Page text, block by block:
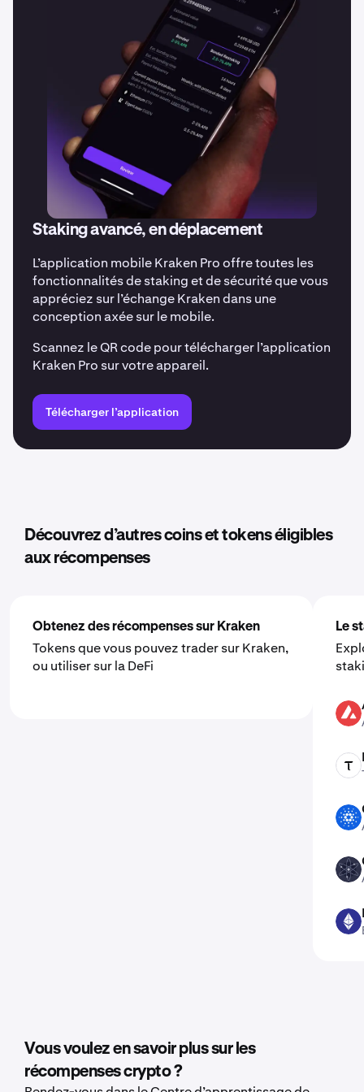
Staking avancé, en déplacement
L’application mobile Kraken Pro offre toutes les
fonctionnalités de staking et de sécurité que vous
appréciez sur l’échange Kraken dans une
conception axée sur le mobile.
Scannez le QR code pour télécharger l’application
Kraken Pro sur votre appareil.
Télécharger l’application
Découvrez d’autres coins et tokens éligibles
aux récompenses
Obtenez des récompenses sur Kraken
Tokens que vous pouvez trader sur Kraken,
ou utiliser sur la DeFi
Le
AVAX
TAO
ADA
ATOM
ETH
Vous voulez en savoir plus sur les
récompenses crypto ?